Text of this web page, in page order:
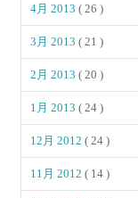
4月 2013( 26 )
3月 2013( 21 )
2月 2013( 20 )
1月 2013( 24 )
12月 2012( 24 )
11月 2012( 14 )